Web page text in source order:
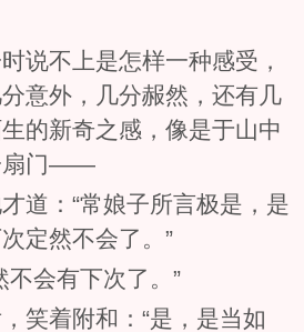
说不上是怎样一种感受，
意外，几分赧然，还有几
的新奇之感，像是于山中
扇门——
道：“常娘子所言极是，是
定然不会了。”
不会有下次了。”
笑着附和：“是，是当如